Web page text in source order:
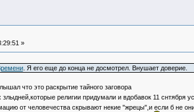
»
. Я его еще до конца не досмотрел. Внушает доверие.
что это раскрытие тайного заговора
злыдней,которые религии придумали и вдобавок 11 снтября
от человечества скрывают некие "жрецы",и если б не